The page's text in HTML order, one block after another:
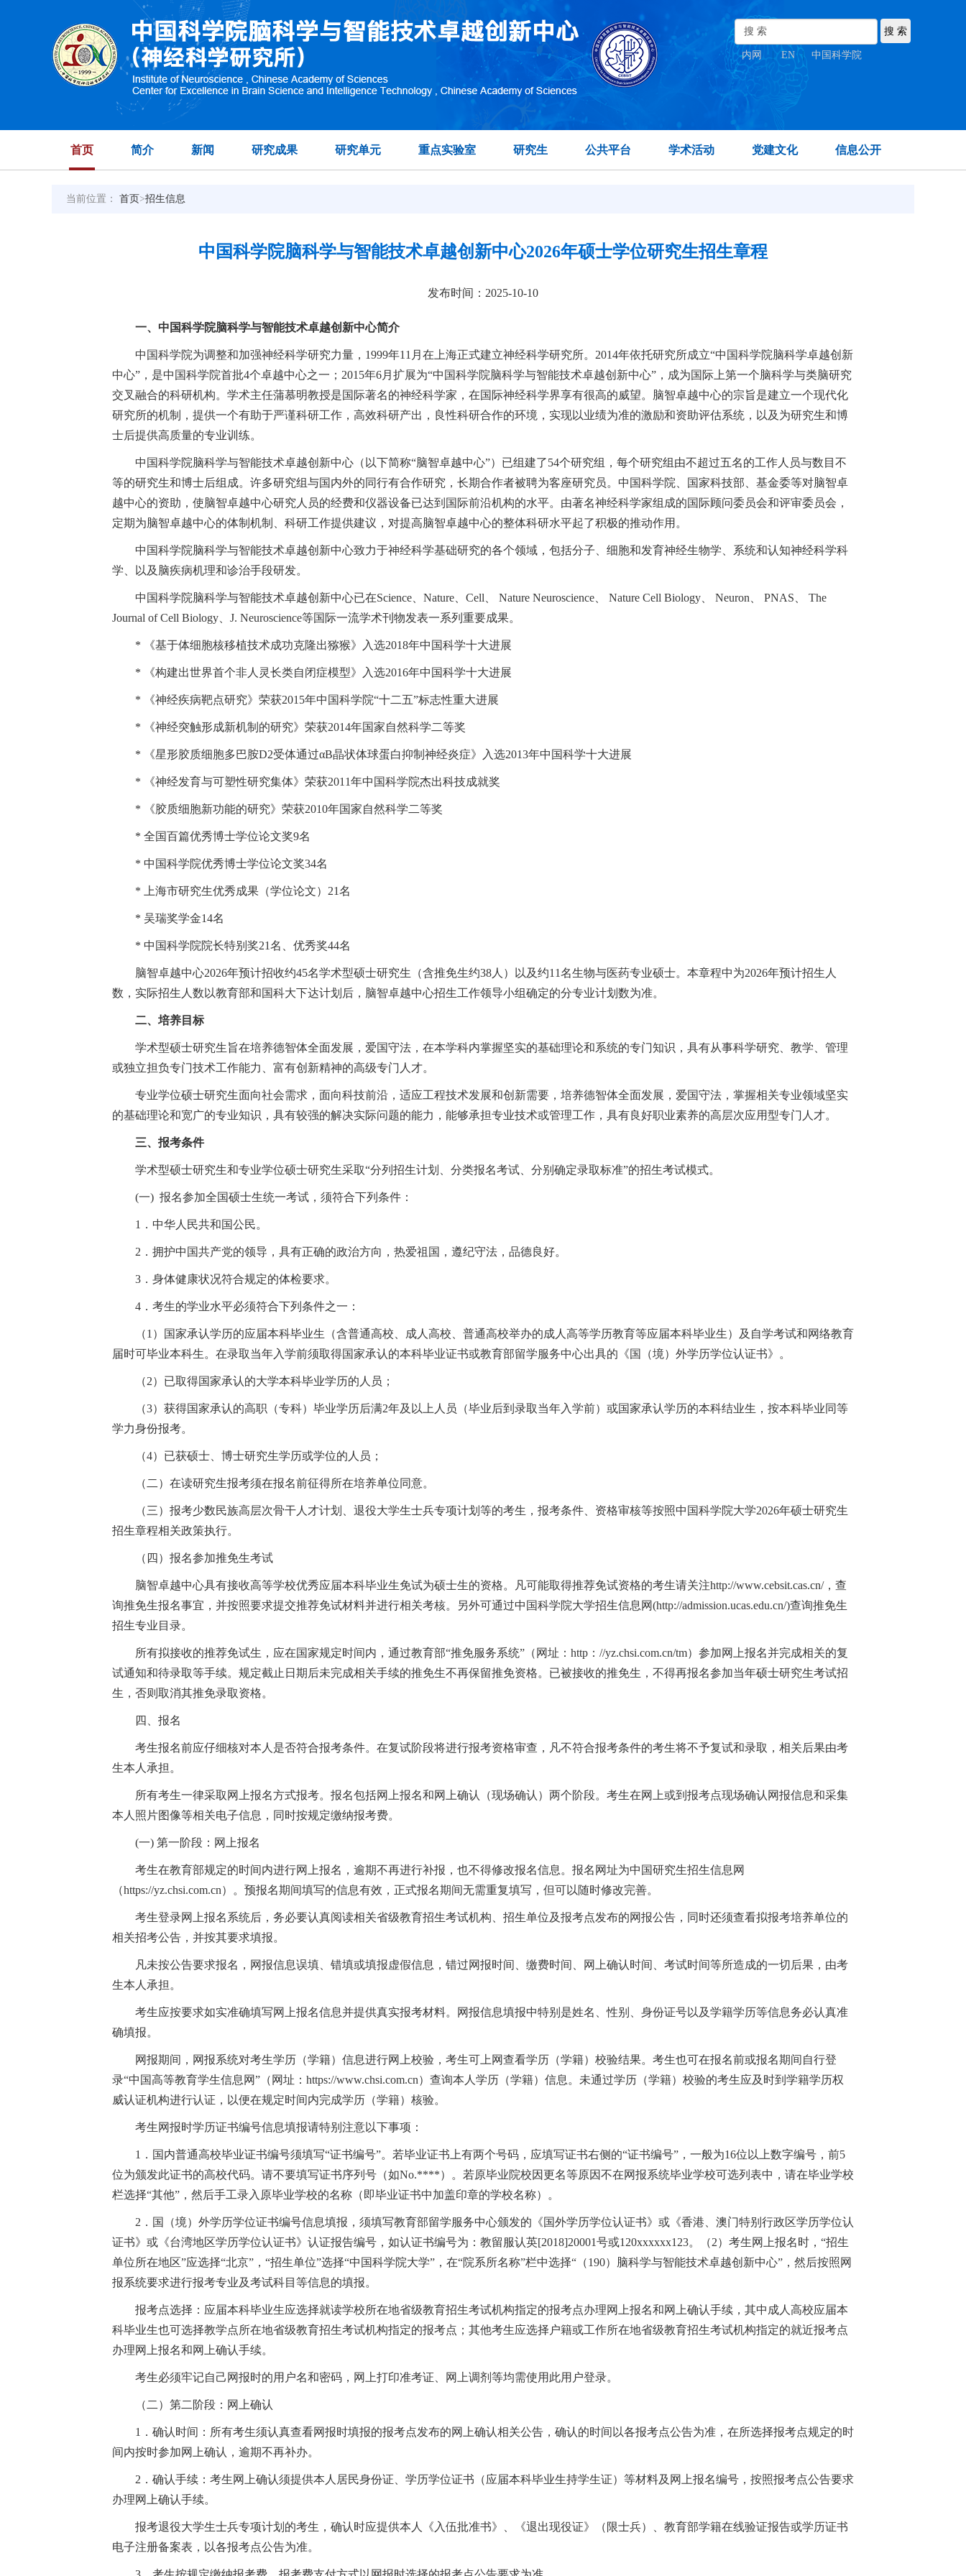
内网 EN | 中国科学院
首页 简介 新闻 研究成果 研究单元 重点实验室 研究生 公共平台 学术活动 党建文化 信息公开
当前位置： 首页>招生信息
中国科学院脑科学与智能技术卓越创新中心2026年硕士学位研究生招生章程
发布时间：2025-10-10
一、中国科学院脑科学与智能技术卓越创新中心简介
中国科学院为调整和加强神经科学研究力量，1999年11月在上海正式建立神经科学研究所。2014年依托研究所成立“中国科学院脑科学卓越创新
中心”，是中国科学院首批4个卓越中心之一；2015年6月扩展为“中国科学院脑科学与智能技术卓越创新中心”，成为国际上第一个脑科学与类脑研究
交叉融合的科研机构。学术主任蒲慕明教授是国际著名的神经科学家，在国际神经科学界享有很高的威望。脑智卓越中心的宗旨是建立一个现代化
研究所的机制，提供一个有助于严谨科研工作，高效科研产出，良性科研合作的环境，实现以业绩为准的激励和资助评估系统，以及为研究生和博
士后提供高质量的专业训练。
中国科学院脑科学与智能技术卓越创新中心（以下简称“脑智卓越中心”）已组建了54个研究组，每个研究组由不超过五名的工作人员与数目不
等的研究生和博士后组成。许多研究组与国内外的同行有合作研究，长期合作者被聘为客座研究员。中国科学院、国家科技部、基金委等对脑智卓
越中心的资助，使脑智卓越中心研究人员的经费和仪器设备已达到国际前沿机构的水平。由著名神经科学家组成的国际顾问委员会和评审委员会，
定期为脑智卓越中心的体制机制、科研工作提供建议，对提高脑智卓越中心的整体科研水平起了积极的推动作用。
中国科学院脑科学与智能技术卓越创新中心致力于神经科学基础研究的各个领域，包括分子、细胞和发育神经生物学、系统和认知神经科学科
学、以及脑疾病机理和诊治手段研发。
中国科学院脑科学与智能技术卓越创新中心已在Science、Nature、Cell、 Nature Neuroscience、 Nature Cell Biology、 Neuron、 PNAS、 The
Journal of Cell Biology、J. Neuroscience等国际一流学术刊物发表一系列重要成果。
* 《基于体细胞核移植技术成功克隆出猕猴》入选2018年中国科学十大进展
* 《构建出世界首个非人灵长类自闭症模型》入选2016年中国科学十大进展
* 《神经疾病靶点研究》荣获2015年中国科学院“十二五”标志性重大进展
* 《神经突触形成新机制的研究》荣获2014年国家自然科学二等奖
* 《星形胶质细胞多巴胺D2受体通过αB晶状体球蛋白抑制神经炎症》入选2013年中国科学十大进展
* 《神经发育与可塑性研究集体》荣获2011年中国科学院杰出科技成就奖
* 《胶质细胞新功能的研究》荣获2010年国家自然科学二等奖
* 全国百篇优秀博士学位论文奖9名
* 中国科学院优秀博士学位论文奖34名
* 上海市研究生优秀成果（学位论文）21名
* 吴瑞奖学金14名
* 中国科学院院长特别奖21名、优秀奖44名
脑智卓越中心2026年预计招收约45名学术型硕士研究生（含推免生约38人）以及约11名生物与医药专业硕士。本章程中为2026年预计招生人
数，实际招生人数以教育部和国科大下达计划后，脑智卓越中心招生工作领导小组确定的分专业计划数为准。
二、培养目标
学术型硕士研究生旨在培养德智体全面发展，爱国守法，在本学科内掌握坚实的基础理论和系统的专门知识，具有从事科学研究、教学、管理
或独立担负专门技术工作能力、富有创新精神的高级专门人才。
专业学位硕士研究生面向社会需求，面向科技前沿，适应工程技术发展和创新需要，培养德智体全面发展，爱国守法，掌握相关专业领域坚实
的基础理论和宽广的专业知识，具有较强的解决实际问题的能力，能够承担专业技术或管理工作，具有良好职业素养的高层次应用型专门人才。
三、报考条件
学术型硕士研究生和专业学位硕士研究生采取“分列招生计划、分类报名考试、分别确定录取标准”的招生考试模式。
(一) 报名参加全国硕士生统一考试，须符合下列条件：
1．中华人民共和国公民。
2．拥护中国共产党的领导，具有正确的政治方向，热爱祖国，遵纪守法，品德良好。
3．身体健康状况符合规定的体检要求。
4．考生的学业水平必须符合下列条件之一：
（1）国家承认学历的应届本科毕业生（含普通高校、成人高校、普通高校举办的成人高等学历教育等应届本科毕业生）及自学考试和网络教育
届时可毕业本科生。在录取当年入学前须取得国家承认的本科毕业证书或教育部留学服务中心出具的《国（境）外学历学位认证书》。
（2）已取得国家承认的大学本科毕业学历的人员；
（3）获得国家承认的高职（专科）毕业学历后满2年及以上人员（毕业后到录取当年入学前）或国家承认学历的本科结业生，按本科毕业同等
学力身份报考。
（4）已获硕士、博士研究生学历或学位的人员；
（二）在读研究生报考须在报名前征得所在培养单位同意。
（三）报考少数民族高层次骨干人才计划、退役大学生士兵专项计划等的考生，报考条件、资格审核等按照中国科学院大学2026年硕士研究生
招生章程相关政策执行。
（四）报名参加推免生考试
脑智卓越中心具有接收高等学校优秀应届本科毕业生免试为硕士生的资格。凡可能取得推荐免试资格的考生请关注http://www.cebsit.cas.cn/，查
询推免生报名事宜，并按照要求提交推荐免试材料并进行相关考核。另外可通过中国科学院大学招生信息网(http://admission.ucas.edu.cn/)查询推免生
招生专业目录。
所有拟接收的推荐免试生，应在国家规定时间内，通过教育部“推免服务系统”（网址：http：//yz.chsi.com.cn/tm）参加网上报名并完成相关的复
试通知和待录取等手续。规定截止日期后未完成相关手续的推免生不再保留推免资格。已被接收的推免生，不得再报名参加当年硕士研究生考试招
生，否则取消其推免录取资格。
四、报名
考生报名前应仔细核对本人是否符合报考条件。在复试阶段将进行报考资格审查，凡不符合报考条件的考生将不予复试和录取，相关后果由考
生本人承担。
所有考生一律采取网上报名方式报考。报名包括网上报名和网上确认（现场确认）两个阶段。考生在网上或到报考点现场确认网报信息和采集
本人照片图像等相关电子信息，同时按规定缴纳报考费。
(一) 第一阶段：网上报名
考生在教育部规定的时间内进行网上报名，逾期不再进行补报，也不得修改报名信息。报名网址为中国研究生招生信息网
（https://yz.chsi.com.cn）。预报名期间填写的信息有效，正式报名期间无需重复填写，但可以随时修改完善。
考生登录网上报名系统后，务必要认真阅读相关省级教育招生考试机构、招生单位及报考点发布的网报公告，同时还须查看拟报考培养单位的
相关招考公告，并按其要求填报。
凡未按公告要求报名，网报信息误填、错填或填报虚假信息，错过网报时间、缴费时间、网上确认时间、考试时间等所造成的一切后果，由考
生本人承担。
考生应按要求如实准确填写网上报名信息并提供真实报考材料。网报信息填报中特别是姓名、性别、身份证号以及学籍学历等信息务必认真准
确填报。
网报期间，网报系统对考生学历（学籍）信息进行网上校验，考生可上网查看学历（学籍）校验结果。考生也可在报名前或报名期间自行登
录“中国高等教育学生信息网”（网址：https://www.chsi.com.cn）查询本人学历（学籍）信息。未通过学历（学籍）校验的考生应及时到学籍学历权
威认证机构进行认证，以便在规定时间内完成学历（学籍）核验。
考生网报时学历证书编号信息填报请特别注意以下事项：
1．国内普通高校毕业证书编号须填写“证书编号”。若毕业证书上有两个号码，应填写证书右侧的“证书编号”，一般为16位以上数字编号，前5
位为颁发此证书的高校代码。请不要填写证书序列号（如No.****）。若原毕业院校因更名等原因不在网报系统毕业学校可选列表中，请在毕业学校
栏选择“其他”，然后手工录入原毕业学校的名称（即毕业证书中加盖印章的学校名称）。
2．国（境）外学历学位证书编号信息填报，须填写教育部留学服务中心颁发的《国外学历学位认证书》或《香港、澳门特别行政区学历学位认
证书》或《台湾地区学历学位认证书》认证报告编号，如认证书编号为：教留服认英[2018]20001号或120xxxxxx123。（2）考生网上报名时，“招生
单位所在地区”应选择“北京”，“招生单位”选择“中国科学院大学”，在“院系所名称”栏中选择“（190）脑科学与智能技术卓越创新中心”，然后按照网
报系统要求进行报考专业及考试科目等信息的填报。
报考点选择：应届本科毕业生应选择就读学校所在地省级教育招生考试机构指定的报考点办理网上报名和网上确认手续，其中成人高校应届本
科毕业生也可选择教学点所在地省级教育招生考试机构指定的报考点；其他考生应选择户籍或工作所在地省级教育招生考试机构指定的就近报考点
办理网上报名和网上确认手续。
考生必须牢记自己网报时的用户名和密码，网上打印准考证、网上调剂等均需使用此用户登录。
（二）第二阶段：网上确认
1．确认时间：所有考生须认真查看网报时填报的报考点发布的网上确认相关公告，确认的时间以各报考点公告为准，在所选择报考点规定的时
间内按时参加网上确认，逾期不再补办。
2．确认手续：考生网上确认须提供本人居民身份证、学历学位证书（应届本科毕业生持学生证）等材料及网上报名编号，按照报考点公告要求
办理网上确认手续。
报考退役大学生士兵专项计划的考生，确认时应提供本人《入伍批准书》、《退出现役证》（限士兵）、教育部学籍在线验证报告或学历证书
电子注册备案表，以各报考点公告为准。